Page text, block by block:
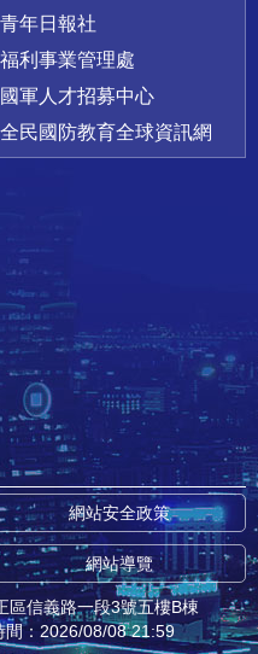
青年日報社
福利事業管理處
國軍人才招募中心
全民國防教育全球資訊網
網站安全政策
網站導覽
區信義路一段3號五樓B棟
間：2026/08/08 21:59